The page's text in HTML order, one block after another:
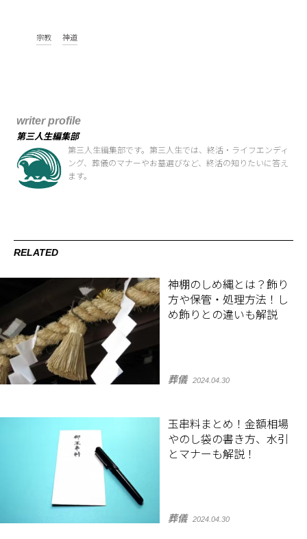
宗教 神道
writer profile
第三人生編集部
第三人生編集部です。第三人生では、終活・ライフエンディ
ング、葬儀のマナーやお墓選びなど、終活の知りたいに答え
ます。
RELATED
神棚のしめ縄とは？飾り
方や保管・処理方法！し
め飾りとの違いも解説
葬儀 2024.04.30
玉串料まとめ！金額相場
やのし袋の書き方、水引
とマナーも解説！
葬儀 2024.04.30